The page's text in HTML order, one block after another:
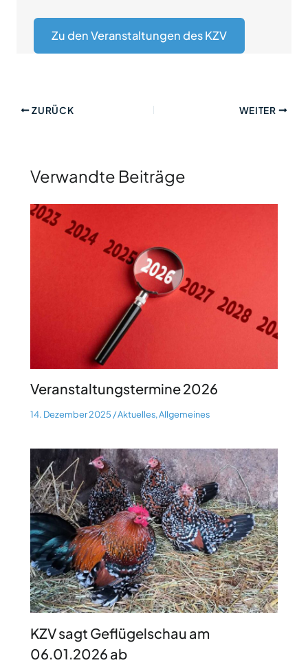
Zu den Veranstaltungen des KZV
ZURÜCK WEITER
Verwandte Beiträge
Veranstaltungstermine 2026
14. Dezember 2025 /Aktuelles,Allgemeines
KZV sagt Geflügelschau am
06.01.2026 ab